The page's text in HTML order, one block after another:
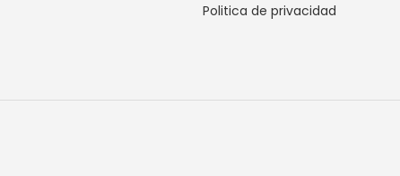
Politica de privacidad